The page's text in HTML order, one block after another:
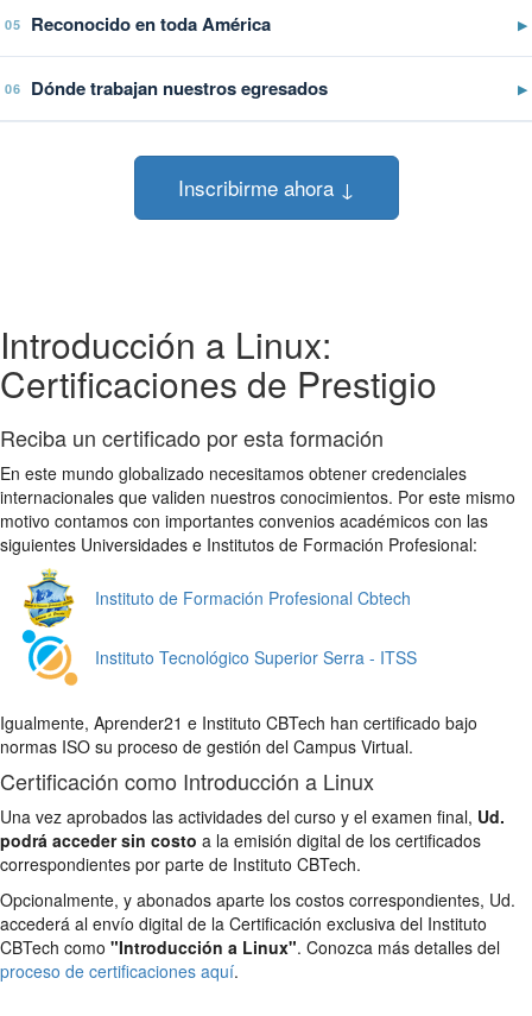
05 Reconocido en toda América ▶
06 Dónde trabajan nuestros egresados ▶
Inscribirme ahora ↓
Introducción a Linux:
Certificaciones de Prestigio
Reciba un certificado por esta formación
En este mundo globalizado necesitamos obtener credenciales
internacionales que validen nuestros conocimientos. Por este mismo
motivo contamos con importantes convenios académicos con las
siguientes Universidades e Institutos de Formación Profesional:
Instituto de Formación Profesional Cbtech
Instituto Tecnológico Superior Serra - ITSS
Igualmente, Aprender21 e Instituto CBTech han certificado bajo
normas ISO su proceso de gestión del Campus Virtual.
Certificación como Introducción a Linux
Una vez aprobados las actividades del curso y el examen final, Ud.
podrá acceder sin costo a la emisión digital de los certificados
correspondientes por parte de Instituto CBTech.
Opcionalmente, y abonados aparte los costos correspondientes, Ud.
accederá al envío digital de la Certificación exclusiva del Instituto
CBTech como "Introducción a Linux". Conozca más detalles del
proceso de certificaciones aquí.